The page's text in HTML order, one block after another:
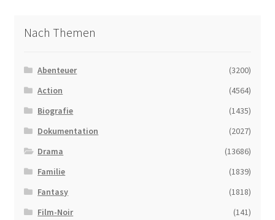
Nach Themen
Abenteuer
(3200)
Action
(4564)
Biografie
(1435)
Dokumentation
(2027)
Drama
(13686)
Familie
(1839)
Fantasy
(1818)
Film-Noir
(141)